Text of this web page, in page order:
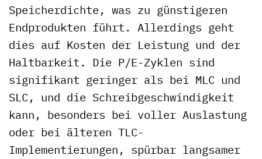
Speicherdichte, was zu günstigeren
Endprodukten führt. Allerdings geht
dies auf Kosten der Leistung und der
Haltbarkeit. Die P/E-Zyklen sind
signifikant geringer als bei MLC und
SLC, und die Schreibgeschwindigkeit
kann, besonders bei voller Auslastung
oder bei älteren TLC-
Implementierungen, spürbar langsamer